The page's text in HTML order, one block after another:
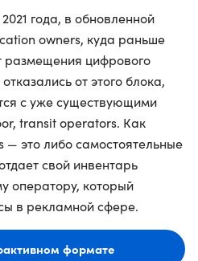
года, в обновленной
owners, куда раньше
размещения цифрового
от этого блока,
с уже существующими
transit operators. Как
это либо самостоятельные
свой инвентарь
оператору, который
в рекламной сфере.
формате